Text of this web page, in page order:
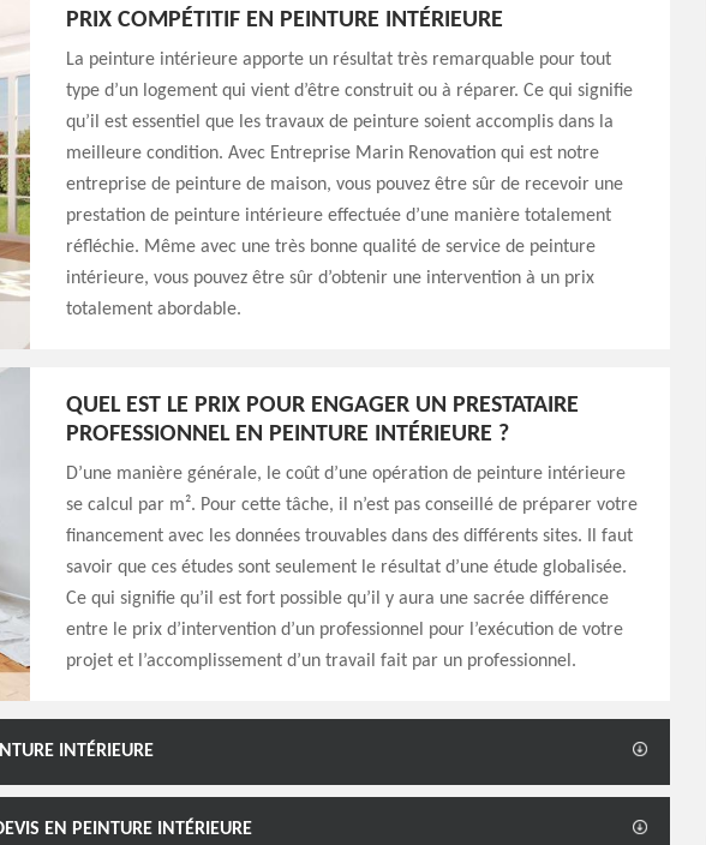
PRIX COMPÉTITIF EN PEINTURE INTÉRIEURE
La peinture intérieure apporte un résultat très remarquable pour tout
type d’un logement qui vient d’être construit ou à réparer. Ce qui signifie
qu’il est essentiel que les travaux de peinture soient accomplis dans la
meilleure condition. Avec Entreprise Marin Renovation qui est notre
entreprise de peinture de maison, vous pouvez être sûr de recevoir une
prestation de peinture intérieure effectuée d’une manière totalement
réfléchie. Même avec une très bonne qualité de service de peinture
intérieure, vous pouvez être sûr d’obtenir une intervention à un prix
totalement abordable.
QUEL EST LE PRIX POUR ENGAGER UN PRESTATAIRE
PROFESSIONNEL EN PEINTURE INTÉRIEURE ?
D’une manière générale, le coût d’une opération de peinture intérieure
se calcul par m². Pour cette tâche, il n’est pas conseillé de préparer votre
financement avec les données trouvables dans des différents sites. Il faut
savoir que ces études sont seulement le résultat d’une étude globalisée.
Ce qui signifie qu’il est fort possible qu’il y aura une sacrée différence
entre le prix d’intervention d’un professionnel pour l’exécution de votre
projet et l’accomplissement d’un travail fait par un professionnel.
INTÉRIEURE
EN PEINTURE INTÉRIEURE